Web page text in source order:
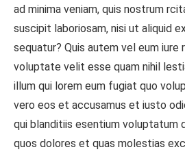
ad minima veniam, quis nostrum
suscipit laboriosam, nisi ut aliquid
sequatur? Quis autem vel eum iure
voluptate velit esse quam nihil
illum qui lorem eum fugiat quo
vero eos et accusamus et iusto
qui blanditiis esentium voluptatum
quos dolores et quas molestias